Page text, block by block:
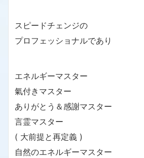
スピードチェンジの
プロフェッショナルであり
エネルギーマスター
氣付きマスター
ありがとう＆感謝マスター
言霊マスター
( 大前提と再定義 )
自然のエネルギーマスター